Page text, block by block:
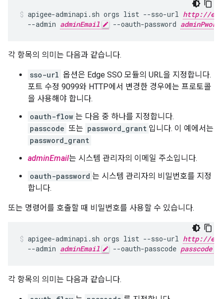
apigee-adminapi.sh orgs list --sso-url http://
  --admin
adminEmail --oauth-password adminPword
각 항목의 의미는 다음과 같습니다.
sso-url 옵션은 Edge SSO 모듈의 URL을 지정합니다.
포트 수정 9099와 HTTP에서 변경한 경우에는 프로토콜
을 사용해야 합니다.
oauth-flow 는 다음 중 하나를 지정합니다.
passcode 또는 password_grant 입니다. 이 예에서는
password_grant
adminEmail는 시스템 관리자의 이메일 주소입니다.
oauth-password 는 시스템 관리자의 비밀번호를 지정
합니다.
또는 명령어를 호출할 때 비밀번호를 사용할 수 있습니다.
apigee-adminapi.sh orgs list --sso-url http://
  --admin
adminEmail --oauth-passcode passcode
각 항목의 의미는 다음과 같습니다.